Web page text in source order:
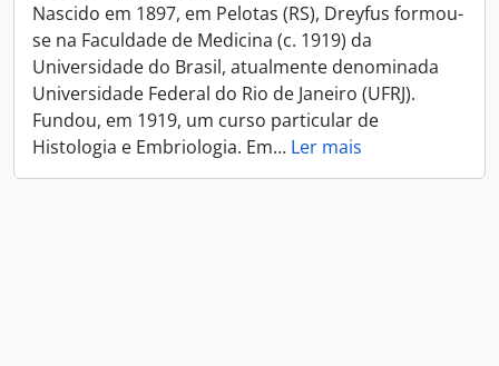
Nascido em 1897, em Pelotas (RS), Dreyfus formou-
se na Faculdade de Medicina (c. 1919) da
Universidade do Brasil, atualmente denominada
Universidade Federal do Rio de Janeiro (UFRJ).
Fundou, em 1919, um curso particular de
Histologia e Embriologia. Em… Ler mais